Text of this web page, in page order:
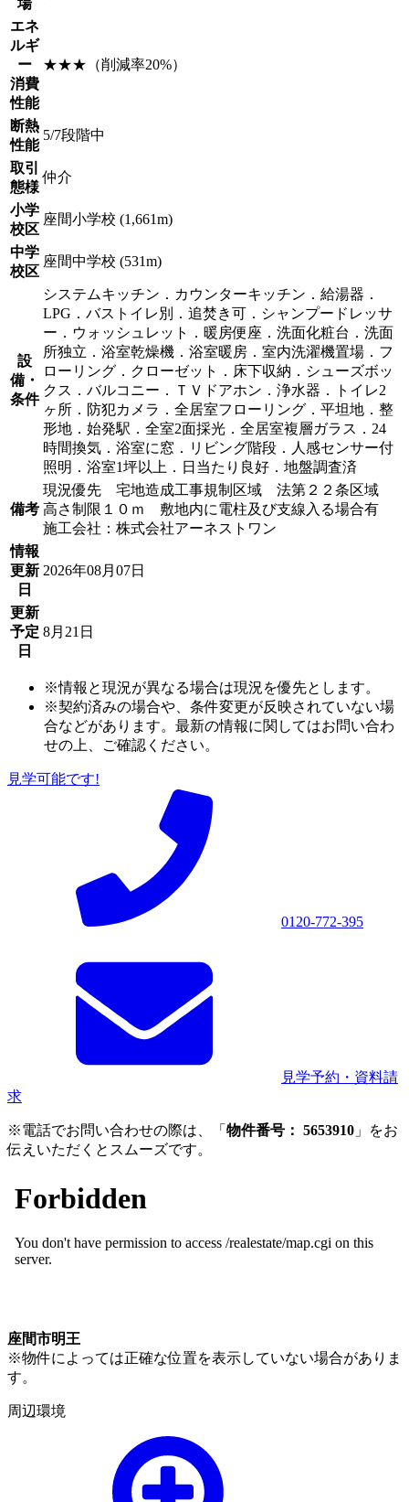
エネ
ルギ
ー
消費
性能
★★★（削減率20%）
断熱
性能
5/7段階中
取引
態様
仲介
小学
校区
座間小学校 (1,661m)
中学
校区
座間中学校 (531m)
設
備・
条件
システムキッチン．カウンターキッチン．給湯器．
LPG．バストイレ別．追焚き可．シャンプードレッサ
ー．ウォッシュレット．暖房便座．洗面化粧台．洗面
所独立．浴室乾燥機．浴室暖房．室内洗濯機置場．フ
ローリング．クローゼット．床下収納．シューズボッ
クス．バルコニー．ＴＶドアホン．浄水器．トイレ2
ヶ所．防犯カメラ．全居室フローリング．平坦地．整
形地．始発駅．全室2面採光．全居室複層ガラス．24
時間換気．浴室に窓．リビング階段．人感センサー付
照明．浴室1坪以上．日当たり良好．地盤調査済
備考
現況優先 宅地造成工事規制区域 法第２２条区域
高さ制限１０ｍ 敷地内に電柱及び支線入る場合有
施工会社：株式会社アーネストワン
情報
更新
日
2026年08月07日
更新
予定
日
8月21日
※情報と現況が異なる場合は現況を優先とします。
※契約済みの場合や、条件変更が反映されていない場
合などがあります。最新の情報に関してはお問い合わ
せの上、ご確認ください。
見学可能です!
0120-772-395
見学予約・資料請
求
※電話でお問い合わせの際は、「 物件番号： 5653910 」をお
伝えいただくとスムーズです。
座間市明王
※物件によっては正確な位置を表示していない場合がありま
す。
周辺環境